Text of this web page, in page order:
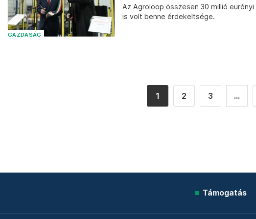
GAZDASÁG
Az Agroloop összesen 30 millió
is volt benne érdekeltsége.
1 2 3 ...
Támogatás